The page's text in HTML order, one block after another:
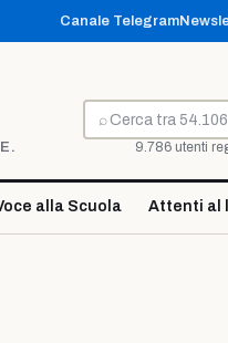
Canale Telegram
⌕
Cerca
9.786 utenti
alla Scuola Attenti al